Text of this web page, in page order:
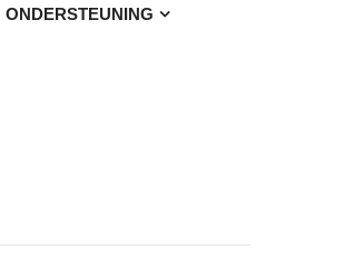
ONDERSTEUNING